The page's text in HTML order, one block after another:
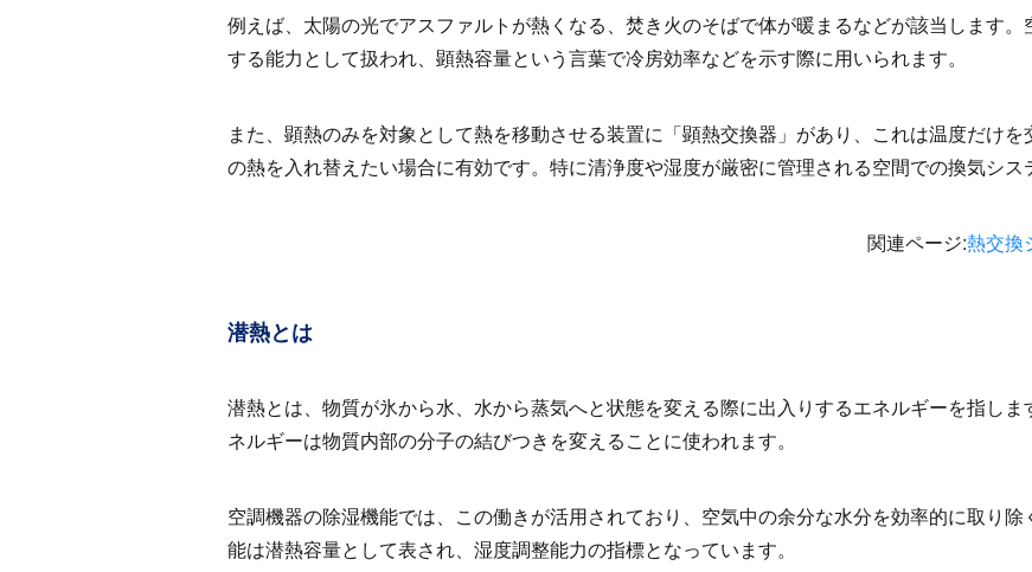
例えば、太陽の光でアスファルトが熱くなる、焚き火のそばで体が暖まるなどが該当します
する能力として扱われ、顕熱容量という言葉で冷房効率などを示す際に用いられます。
また、顕熱のみを対象として熱を移動させる装置に「顕熱交換器」があり、これは温度だけ
の熱を入れ替えたい場合に有効です。特に清浄度や湿度が厳密に管理される空間での換気シス
関連ページ:熱交換
潜熱とは
潜熱とは、物質が氷から水、水から蒸気へと状態を変える際に出入りするエネルギーを指し
ネルギーは物質内部の分子の結びつきを変えることに使われます。
空調機器の除湿機能では、この働きが活用されており、空気中の余分な水分を効率的に取り
能は潜熱容量として表され、湿度調整能力の指標となっています。